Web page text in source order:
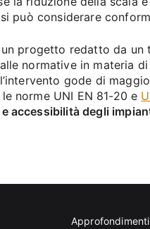
può considerare
progetto redatto da
normative in materia
gode di
norme UNI EN 81-20 e
accessibilità degli
Approfondimenti